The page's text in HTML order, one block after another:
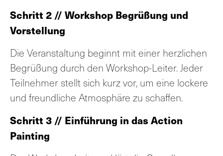
Schritt 2 // Workshop Begrüßung und
Vorstellung
Die Veranstaltung beginnt mit einer herzlichen
Begrüßung durch den Workshop-Leiter. Jeder
Teilnehmer stellt sich kurz vor, um eine lockere
und freundliche Atmosphäre zu schaffen.
Schritt 3 // Einführung in das Action
Painting